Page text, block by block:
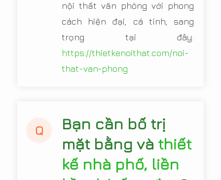
nội thất văn phòng với phong
cách hiện đại, cá tính, sang
trọng tại đây:
https://thietkenoithat.com/noi-
that-van-phong
Q
Bạn cần bố trị
mặt bằng và thiết
kế nhà phố, liền